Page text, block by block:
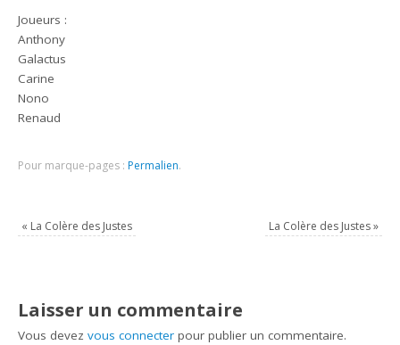
Joueurs :
Anthony
Galactus
Carine
Nono
Renaud
Pour marque-pages : Permalien.
« La Colère des Justes La Colère des Justes»
Laisser un commentaire
Vous devezvous connecter pour publier un commentaire.